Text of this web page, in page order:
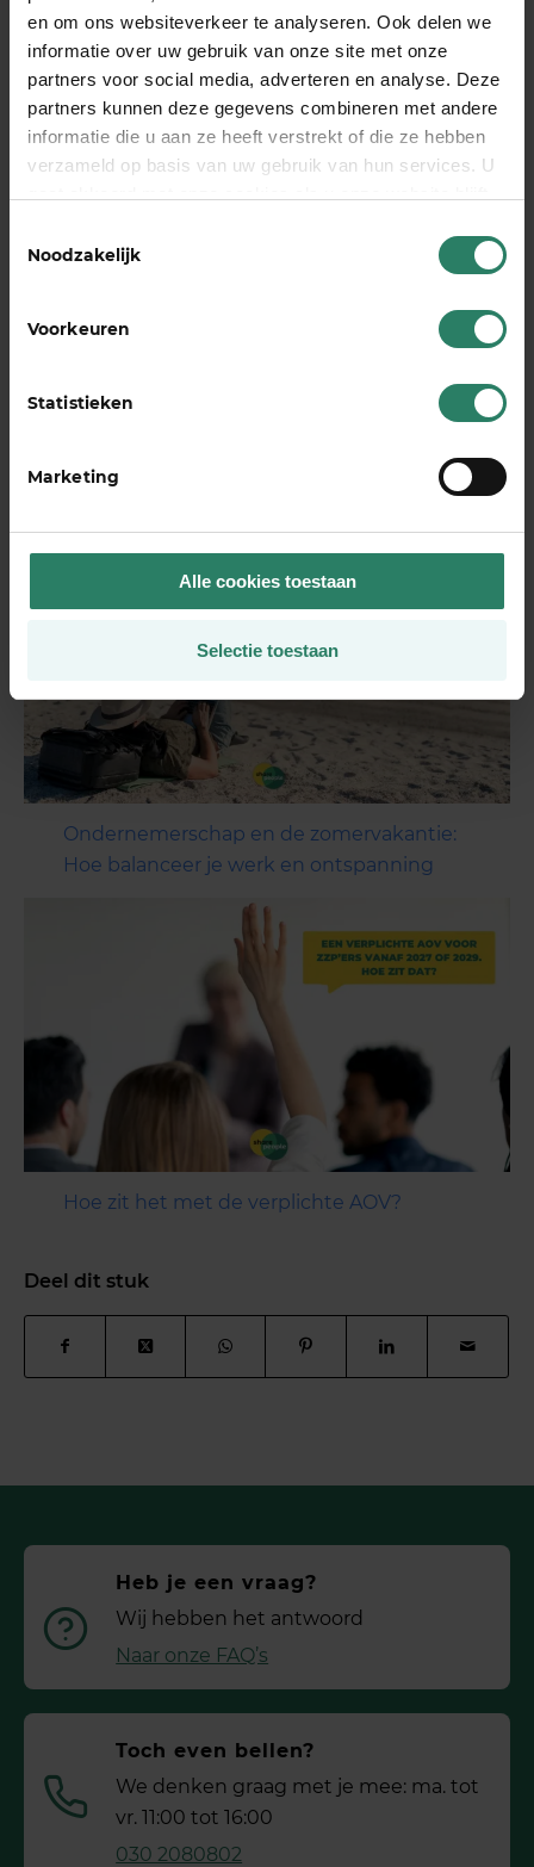
en om ons websiteverkeer te analyseren. Ook delen we
informatie over uw gebruik van onze site met onze
partners voor social media, adverteren en analyse. Deze
partners kunnen deze gegevens combineren met andere
informatie die u aan ze heeft verstrekt of die ze hebben
verzameld op basis van uw gebruik van hun services. U
Noodzakelijk
Voorkeuren
Statistieken
Marketing
Alle cookies toestaan
Selectie toestaan
Accountancyvanmorgen.nl
Mocht je je arbeidsongeschiktheidsvoorziening
nog niet geregeld hebben kijk dan eens
op SharePeople. Dan sta je straks niet voor
verrassingen als de verplichting ingaat.
Sluit vandaag nog de SharePeople
nieuws?Abonneer je hier op onze tweewekelijkse
Ondernemerschap en de zomervakantie:
Hoe balanceer je werk en ontspanning
Hoe zit het met de verplichte AOV?
Deel dit stuk
Heb je een vraag?
Wij hebben het antwoord
Naar onze FAQ’s
Toch even bellen?
We denken graag met je mee: ma. tot
vr. 11:00 tot 16:00
030 2080802